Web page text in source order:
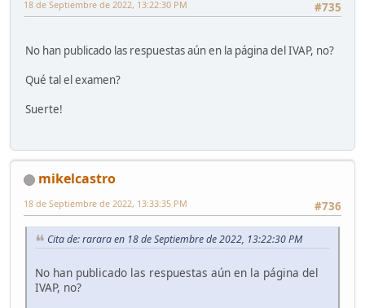
#735
18 de Septiembre de 2022, 13:22:30 PM
No han publicado las respuestas aún en la página del IVAP, no?
Qué tal el examen?
Suerte!
mikelcastro
#736
18 de Septiembre de 2022, 13:33:35 PM
Cita de: rarara en 18 de Septiembre de 2022, 13:22:30 PM
No han publicado las respuestas aún en la página del
IVAP, no?